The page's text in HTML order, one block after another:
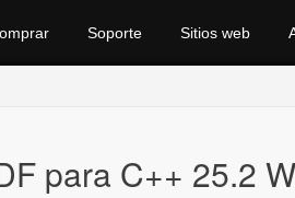
Soporte Sitios web
para C++ 25.2